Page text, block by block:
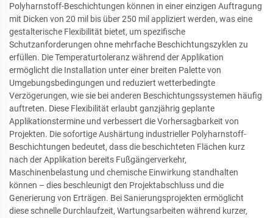
Polyharnstoff-Beschichtungen können in einer einzigen Auftragung
mit Dicken von 20 mil bis über 250 mil appliziert werden, was eine
gestalterische Flexibilität bietet, um spezifische
Schutzanforderungen ohne mehrfache Beschichtungszyklen zu
erfüllen. Die Temperaturtoleranz während der Applikation
ermöglicht die Installation unter einer breiten Palette von
Umgebungsbedingungen und reduziert wetterbedingte
Verzögerungen, wie sie bei anderen Beschichtungssystemen häufig
auftreten. Diese Flexibilität erlaubt ganzjährig geplante
Applikationstermine und verbessert die Vorhersagbarkeit von
Projekten. Die sofortige Aushärtung industrieller Polyharnstoff-
Beschichtungen bedeutet, dass die beschichteten Flächen kurz
nach der Applikation bereits Fußgängerverkehr,
Maschinenbelastung und chemische Einwirkung standhalten
können – dies beschleunigt den Projektabschluss und die
Generierung von Erträgen. Bei Sanierungsprojekten ermöglicht
diese schnelle Durchlaufzeit, Wartungsarbeiten während kurzer,